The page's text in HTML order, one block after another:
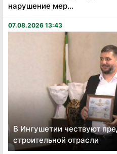
нарушение мер...
07.08.2026 13:43
В Ингушетии чествуют
строительной отрасли